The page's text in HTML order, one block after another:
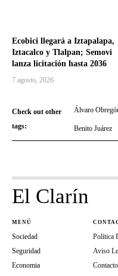
Ecobici llegará a Iztapalapa,
Iztacalco y Tlalpan; Semovi
lanza licitación hasta 2036
7 agosto, 2026
Check out other
tags:
Álvaro
Benito Juárez
El Clarín
MENÚ
Sociedad
Seguridad
Economia
Política
Aviso
Contacto